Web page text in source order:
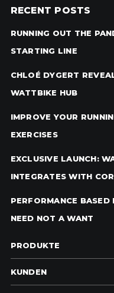
RECENT POSTS
RUNNING OUT THE
STARTING LINE
CHLOÉ DYGERT
WATTBIKE HUB
IMPROVE YOUR
EXERCISES
EXCLUSIVE LAUNCH:
INTEGRATES WITH
PERFORMANCE
NEED NOT A WANT
PRODUKTE
KUNDEN